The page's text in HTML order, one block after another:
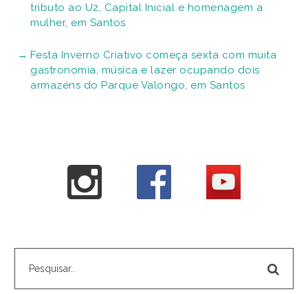
tributo ao U2, Capital Inicial e homenagem a
mulher, em Santos
Festa Inverno Criativo começa sexta com muita
gastronomia, música e lazer ocupando dois
armazéns do Parque Valongo, em Santos